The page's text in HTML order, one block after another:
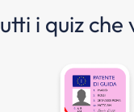
i quiz che